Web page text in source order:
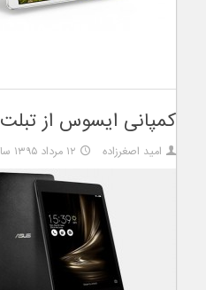
کمپانی ایسوس از تبلت ZenPad 3 8.0 رونمایی کرد
امید اصغرزاده ۱۲ مرداد ۱۳۹۵ ساعت ۱۶:۲۰